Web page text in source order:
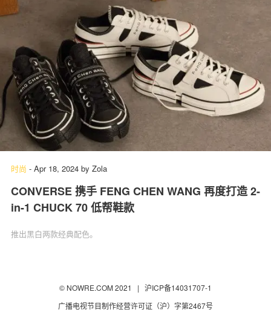
时尚 - Apr 18, 2024 by Zola
CONVERSE 携手 FENG CHEN WANG 再度打造 2-
in-1 CHUCK 70 低帮鞋款
推出黑白两款经典配色。
© NOWRE.COM 2021 | 沪ICP备14031707-1
广播电视节目制作经营许可证（沪）字第2467号